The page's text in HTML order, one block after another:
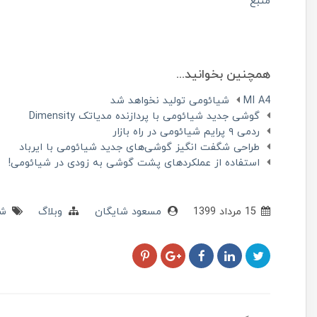
همچنین بخوانید...
MI A4 شیائومی تولید نخواهد شد
گوشی جدید شیائومی با پردازنده مدیاتک Dimensity
ردمی ۹ پرایم شیائومی در راه بازار
طراحی شگفت انگیز گوشی‌های جدید شیائومی با ایرباد
استفاده از عملکردهای پشت گوشی به زودی در شیائومی!
مسعود شایگان وبلاگ